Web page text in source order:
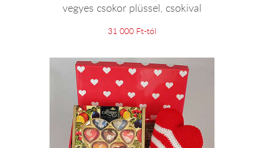
vegyes csokor plüssel, csokival
31 000 Ft-tól